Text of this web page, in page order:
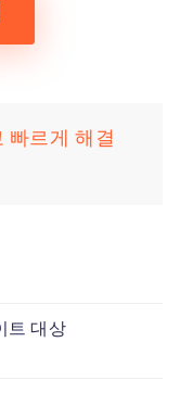
빠르게 해결
트 대상